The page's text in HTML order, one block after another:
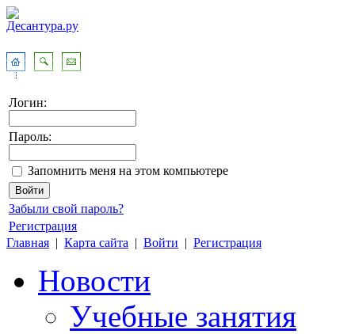
Логин:
Пароль:
Запомнить меня на этом компьютере
Забыли свой пароль?
Регистрация
Главная | Карта сайта | Войти | Регистрация
Новости
Учебные занятия